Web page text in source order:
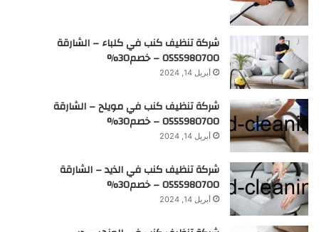
شركة تنظيف كنب في كلباء – الشارقة
0555980700 – خصم30%
أبريل 14, 2024
شركة تنظيف كنب في مويلح – الشارقة
0555980700 – خصم30%
أبريل 14, 2024
شركة تنظيف كنب في الذيد – الشارقة
0555980700 – خصم30%
أبريل 14, 2024